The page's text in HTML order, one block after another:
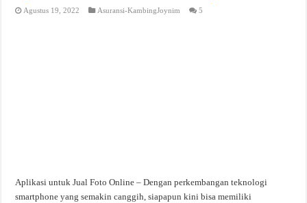
Agustus 19, 2022 Asuransi-KambingJoynim 5
Aplikasi untuk Jual Foto Online – Dengan perkembangan teknologi
smartphone yang semakin canggih, siapapun kini bisa memiliki